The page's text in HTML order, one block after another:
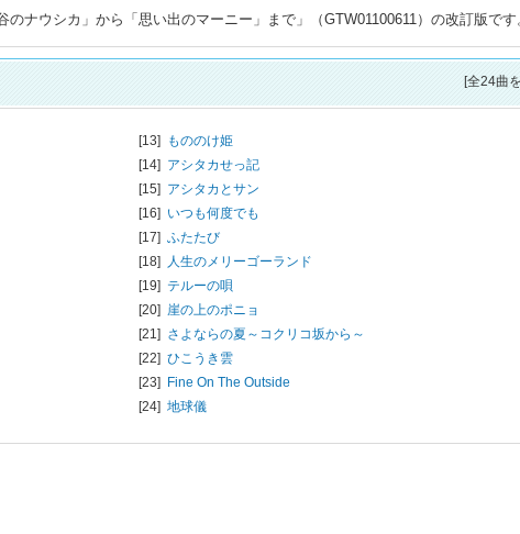
ナウシカ」から「思い出のマーニー」まで」（GTW01100611）の改訂版です
[全24曲
[13] もののけ姫
[14] アシタカせっ記
[15] アシタカとサン
[16] いつも何度でも
[17] ふたたび
[18] 人生のメリーゴーランド
[19] テルーの唄
[20] 崖の上のポニョ
[21] さよならの夏～コクリコ坂から～
[22] ひこうき雲
[23] Fine On The Outside
[24] 地球儀